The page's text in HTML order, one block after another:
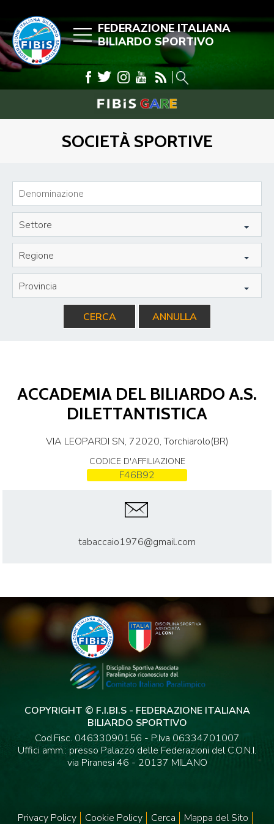
FEDERAZIONE ITALIANA
BILIARDO SPORTIVO
SOCIETÀ SPORTIVE
Settore
Regione
Provincia
CERCA ANNULLA
ACCADEMIA DEL BILIARDO A.S.
DILETTANTISTICA
VIA LEOPARDI SN, 72020, Torchiarolo(BR)
CODICE D'AFFILIAZIONE
F46B92
tabaccaio1976@gmail.com
COPYRIGHT © F.I.BI.S - FEDERAZIONE ITALIANA
BILIARDO SPORTIVO
Cod.Fisc. 04633090156 - P.Iva 06334701007
Uffici amm.: presso Palazzo delle Federazioni del C.O.N.I.
via Piranesi 46 - 20137 MILANO
Privacy Policy Cookie Policy Cerca
Mappa del Sito